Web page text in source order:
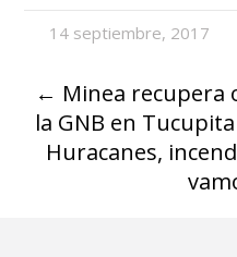
14 septiembre, 2017
← Minea recupera
la GNB en Tucupita
Huracanes,